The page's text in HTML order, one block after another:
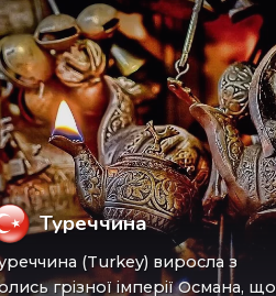
Туреччина
грізної імперії Османа, що